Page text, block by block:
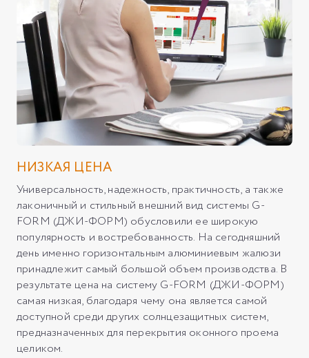
НИЗКАЯ ЦЕНА
Универсальность, надежность, практичность, а также
лаконичный и стильный внешний вид системы G-
FORM (ДЖИ-ФОРМ) обусловили ее широкую
популярность и востребованность. На сегодняшний
день именно горизонтальным алюминиевым жалюзи
принадлежит самый большой объем производства. В
результате цена на систему G-FORM (ДЖИ-ФОРМ)
самая низкая, благодаря чему она является самой
доступной среди других солнцезащитных систем,
предназначенных для перекрытия оконного проема
целиком.